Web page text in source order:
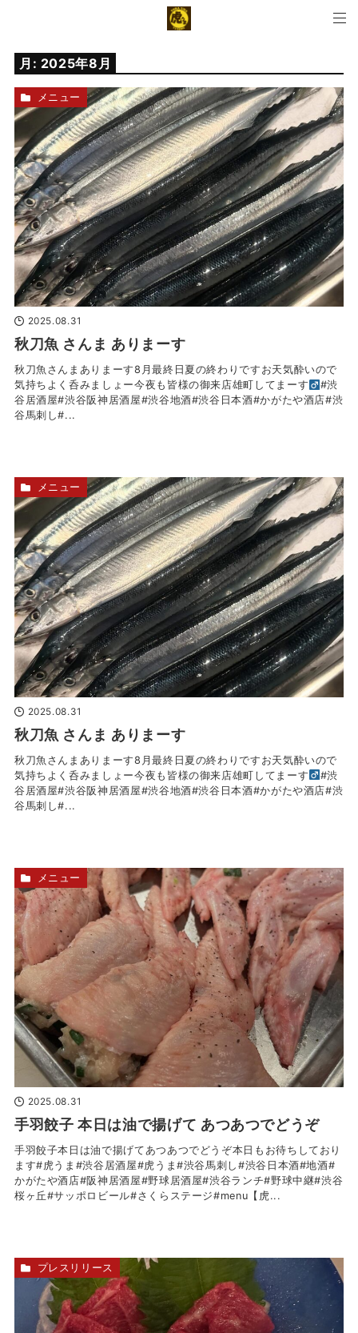
月: 2025年8月
2025.08.31
秋刀魚 さんま ありまーす
秋刀魚さんまありまーす8月最終日夏の終わりですお天気酔いので
気持ちよく呑みましょー今夜も皆様の御来店雄町してまーす‍
#渋
谷居酒屋#渋谷阪神居酒屋#渋谷地酒#渋谷日本酒#かがたや酒店#渋
谷馬刺し#...
メニュー
2025.08.31
秋刀魚 さんま ありまーす
秋刀魚さんまありまーす8月最終日夏の終わりですお天気酔いので
気持ちよく呑みましょー今夜も皆様の御来店雄町してまーす‍
#渋
谷居酒屋#渋谷阪神居酒屋#渋谷地酒#渋谷日本酒#かがたや酒店#渋
谷馬刺し#...
メニュー
2025.08.31
手羽餃子 本日は油で揚げて あつあつでどうぞ
手羽餃子本日は油で揚げてあつあつでどうぞ本日もお待ちしており
ます#虎うま#渋谷居酒屋#虎うま#渋谷馬刺し#渋谷日本酒#地酒#
かがたや酒店#阪神居酒屋#野球居酒屋#渋谷ランチ#野球中継#渋谷
桜ヶ丘#サッポロビール#さくらステージ#menu【虎...
メニュー
プレスリリース